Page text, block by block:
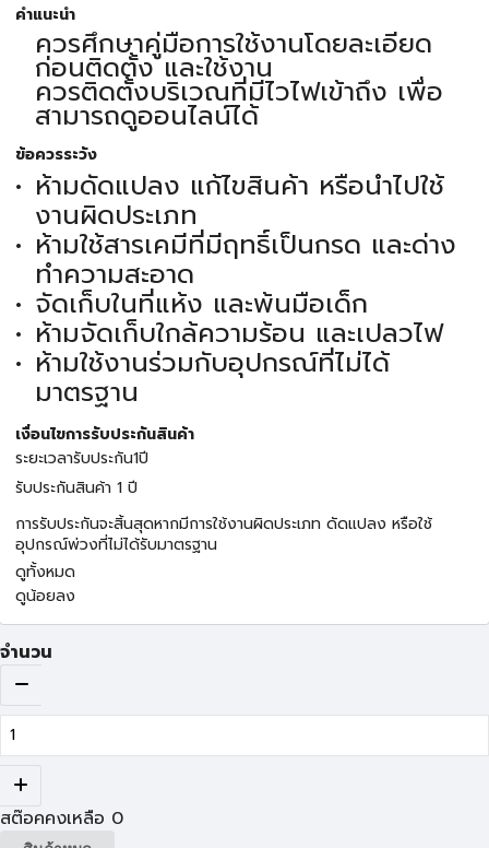
คำแนะนำ
ควรศึกษาคู่มือการใช้งานโดยละเอียด
ก่อนติดตั้ง และใช้งาน
ควรติดตั้งบริเวณที่มีไวไฟเข้าถึง เพื่อ
สามารถดูออนไลน์ได้
ข้อควรระวัง
ห้ามดัดแปลง แก้ไขสินค้า หรือนำไปใช้
งานผิดประเภท
ห้ามใช้สารเคมีที่มีฤทธิ์เป็นกรด และด่าง
ทำความสะอาด
จัดเก็บในที่แห้ง และพ้นมือเด็ก
ห้ามจัดเก็บใกล้ความร้อน และเปลวไฟ
ห้ามใช้งานร่วมกับอุปกรณ์ที่ไม่ได้
มาตรฐาน
เงื่อนไขการรับประกันสินค้า
ระยะเวลารับประกัน1ปี
รับประกันสินค้า 1 ปี
การรับประกันจะสิ้นสุดหากมีการใช้งานผิดประเภท ดัดแปลง หรือใช้
อุปกรณ์พ่วงที่ไม่ได้รับมาตรฐาน
ดูทั้งหมด
ดูน้อยลง
จำนวน
สต๊อคคงเหลือ 0